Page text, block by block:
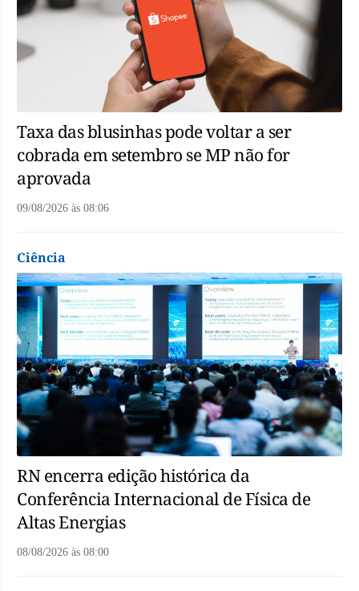
Taxa das blusinhas pode voltar a ser
cobrada em setembro se MP não for
aprovada
09/08/2026 às 08:06
Ciência
RN encerra edição histórica da
Conferência Internacional de Física de
Altas Energias
08/08/2026 às 08:00